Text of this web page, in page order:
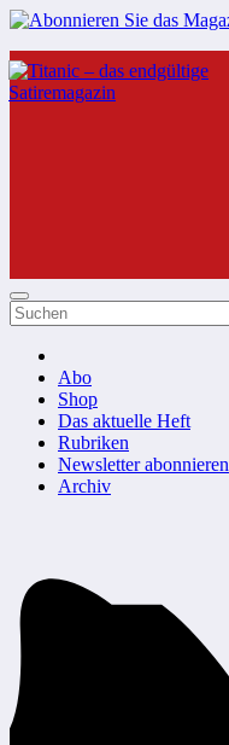
Zum
Inhalt
springen
Abo
Shop
Das aktuelle Heft
Rubriken
Newsletter abonnieren
Archiv